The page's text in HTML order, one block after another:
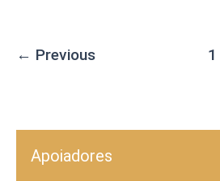
← Previous 1
Apoiadores